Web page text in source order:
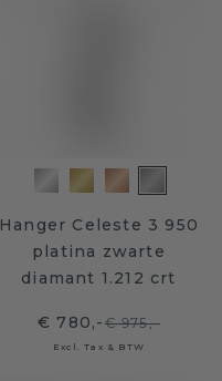
Hanger Celeste 3 950
platina zwarte
diamant 1.212 crt
€ 780,-€ 975,-
Excl. Tax & BTW